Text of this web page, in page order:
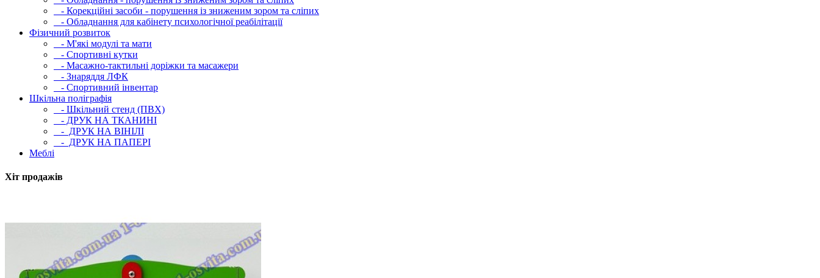
- Корекційні засоби - порушення із зниженим зором та сліпих
- Обладнання для кабінету психологічної реабілітації
Фізичний розвиток
- М'які модулi та мати
- Спортивні кутки
- Масажно-тактильні доріжки та масажери
- Знаряддя ЛФК
- Спортивний інвентар
Шкільна поліграфія
- Шкільний стенд (ПВХ)
- ДРУК НА ТКАНИНІ
- ДРУК НА ВІНІЛІ
- ДРУК НА ПАПЕРІ
Меблі
Хіт продажів